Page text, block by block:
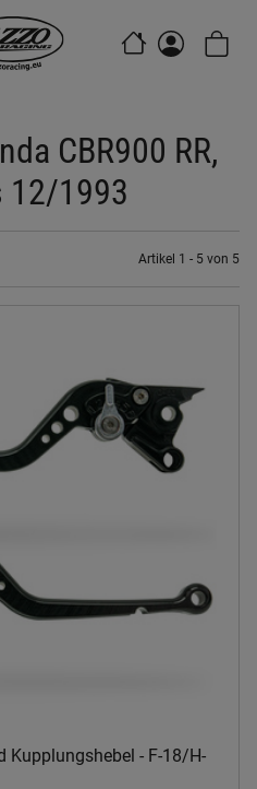
CBR900 RR,
12/1993
Artikel 1 - 5 von 5
Kupplungshebel - F-18/H-